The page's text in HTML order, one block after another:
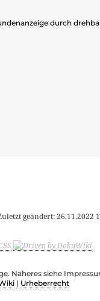
durch
geändert:26.11.2022
Näheres siehe
| Urheberrecht